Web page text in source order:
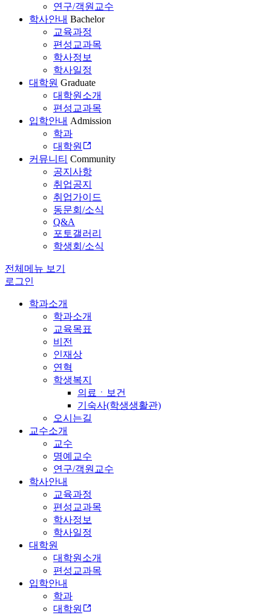
연구/객원교수
학사안내 Bachelor
교육과정
편성교과목
학사정보
학사일정
대학원 Graduate
대학원소개
편성교과목
입학안내 Admission
학과
대학원
커뮤니티 Community
공지사항
취업공지
취업가이드
동문회/소식
Q&A
포토갤러리
학생회/소식
전체메뉴 보기
로그인
학과소개
학과소개
교육목표
비전
인재상
연혁
학생복지
의료ㆍ보건
기숙사(학생생활관)
오시는길
교수소개
교수
명예교수
연구/객원교수
학사안내
교육과정
편성교과목
학사정보
학사일정
대학원
대학원소개
편성교과목
입학안내
학과
대학원